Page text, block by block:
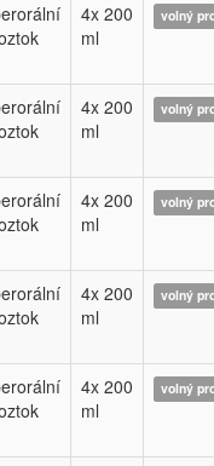
4x 200
ml
volný
4x 200
ml
volný
4x 200
ml
volný
4x 200
ml
volný
4x 200
ml
volný